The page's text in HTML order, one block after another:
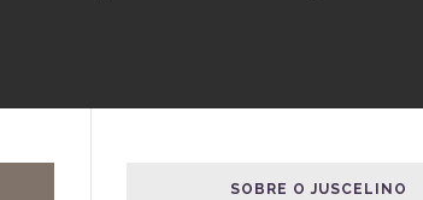
SOBRE O JUSCELINO